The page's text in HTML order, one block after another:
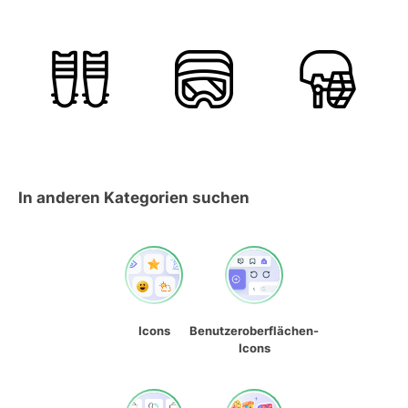
In anderen Kategorien suchen
Icons
Benutzeroberflächen-
Icons